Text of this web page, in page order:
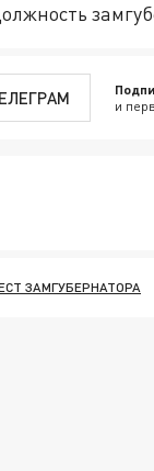
и
ЗАМГУБЕРНАТОРА